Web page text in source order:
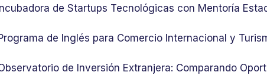
de Startups Tecnológicas con Mentoría
de Inglés para Comercio Internacional y
de Inversión Extranjera: Comparando